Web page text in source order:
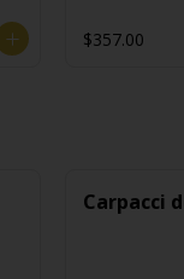
$357.00
Carpacci